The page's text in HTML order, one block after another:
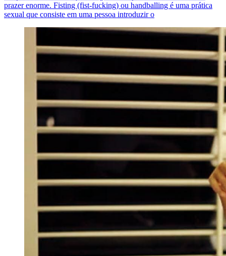
prazer enorme. Fisting (fist-fucking) ou handballing é uma prática
sexual que consiste em uma pessoa introduzir o